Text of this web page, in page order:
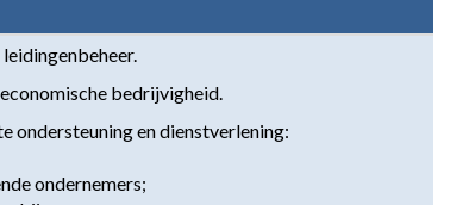
bedrijvigheid.
ondersteuning en dienstverlening:
ondernemers;